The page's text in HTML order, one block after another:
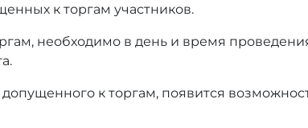
к торгам участников.
необходимо в день и время
к торгам, появится